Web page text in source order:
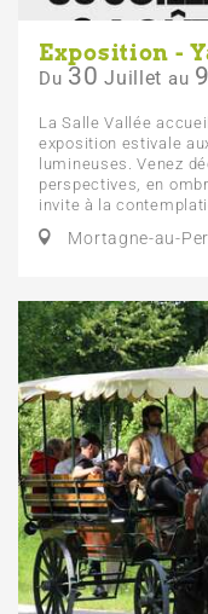
Exposition -
Du 30 Juillet au 9
La Salle Vallée
exposition estivale
lumineuses. Venez
perspectives, en
invite à la
Mortagne-au-